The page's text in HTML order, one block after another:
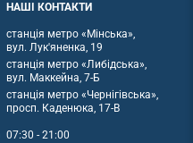
НАШІ КОНТАКТИ
станція метро «Мінська»,
вул. Лук'яненка, 19
станція метро «Либідська»,
вул. Маккейна, 7-Б
станція метро «Чернігівська»,
просп. Каденюка, 17-В
07:30 - 21:00